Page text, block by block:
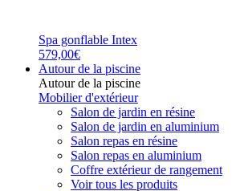
Spa gonflable Intex
579,00€
Autour de la piscine
Autour de la piscine
Mobilier d'extérieur
Salon de jardin en résine
Salon de jardin en aluminium
Salon repas en résine
Salon repas en aluminium
Coffre extérieur de rangement
Voir tous les produits